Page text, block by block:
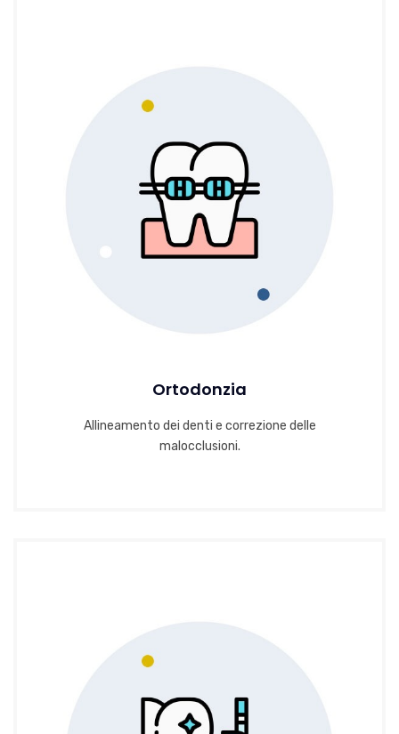
Ortodonzia
Allineamento dei denti e correzione delle
malocclusioni.